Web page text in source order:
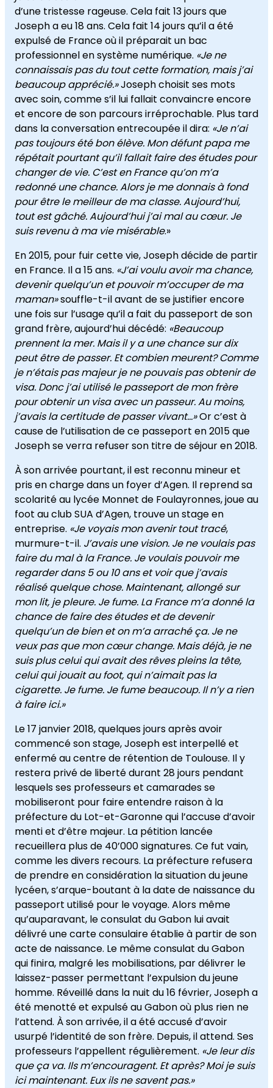
d’une tristesse rageuse. Cela fait 13 jours que
Joseph a eu 18 ans. Cela fait 14 jours qu’il a été
expulsé de France où il préparait un bac
professionnel en système numérique. «Je ne
connaissais pas du tout cette formation, mais j’ai
beaucoup apprécié.»Joseph choisit ses mots
avec soin, comme s’il lui fallait convaincre encore
et encore de son parcours irréprochable. Plus tard
dans la conversation entrecoupée il dira: «Je n’ai
pas toujours été bon élève. Mon défunt papa me
répétait pourtant qu’il fallait faire des études pour
changer de vie. C’est en France qu’on m’a
redonné une chance. Alors je me donnais à fond
pour être le meilleur de ma classe. Aujourd’hui,
tout est gâché. Aujourd’hui j’ai mal au cœur. Je
suis revenu à ma vie misérable.»
En 2015, pour fuir cette vie, Joseph décide de partir
en France. Il a 15 ans. «J’ai voulu avoir ma chance,
devenir quelqu’un et pouvoir m’occuper de ma
maman»souffle-t-il avant de se justifier encore
une fois sur l’usage qu’il a fait du passeport de son
grand frère, aujourd’hui décédé: «Beaucoup
prennent la mer. Mais il y a une chance sur dix
peut être de passer. Et combien meurent? Comme
je n’étais pas majeur je ne pouvais pas obtenir de
visa. Donc j’ai utilisé le passeport de mon frère
pour obtenir un visa avec un passeur. Au moins,
j’avais la certitude de passer vivant…»Or c’est à
cause de l’utilisation de ce passeport en 2015 que
Joseph se verra refuser son titre de séjour en 2018.
À son arrivée pourtant, il est reconnu mineur et
pris en charge dans un foyer d’Agen. Il reprend sa
scolarité au lycée Monnet de Foulayronnes, joue au
foot au club SUA d’Agen, trouve un stage en
entreprise. «Je voyais mon avenir tout tracé,
murmure-t-il. J’avais une vision. Je ne voulais pas
faire du mal à la France. Je voulais pouvoir me
regarder dans 5 ou 10 ans et voir que j’avais
réalisé quelque chose. Maintenant, allongé sur
mon lit, je pleure. Je fume. La France m’a donné la
chance de faire des études et de devenir
quelqu’un de bien et on m’a arraché ça. Je ne
veux pas que mon cœur change. Mais déjà, je ne
suis plus celui qui avait des rêves pleins la tête,
celui qui jouait au foot, qui n’aimait pas la
cigarette. Je fume. Je fume beaucoup. Il n’y a rien
à faire ici.»
Le 17 janvier 2018, quelques jours après avoir
commencé son stage, Joseph est interpellé et
enfermé au centre de rétention de Toulouse. Il y
restera privé de liberté durant 28 jours pendant
lesquels ses professeurs et camarades se
mobiliseront pour faire entendre raison à la
préfecture du Lot-et-Garonne qui l’accuse d’avoir
menti et d’être majeur. La pétition lancée
recueillera plus de 40’000 signatures. Ce fut vain,
comme les divers recours. La préfecture refusera
de prendre en considération la situation du jeune
lycéen, s’arque-boutant à la date de naissance du
passeport utilisé pour le voyage. Alors même
qu’auparavant, le consulat du Gabon lui avait
délivré une carte consulaire établie à partir de son
acte de naissance. Le même consulat du Gabon
qui finira, malgré les mobilisations, par délivrer le
laissez-passer permettant l’expulsion du jeune
homme. Réveillé dans la nuit du 16 février, Joseph a
été menotté et expulsé au Gabon où plus rien ne
l’attend. À son arrivée, il a été accusé d’avoir
usurpé l’identité de son frère. Depuis, il attend. Ses
professeurs l’appellent régulièrement. «Je leur dis
que ça va. Ils m’encouragent. Et après? Moi je suis
ici maintenant. Eux ils ne savent pas.»